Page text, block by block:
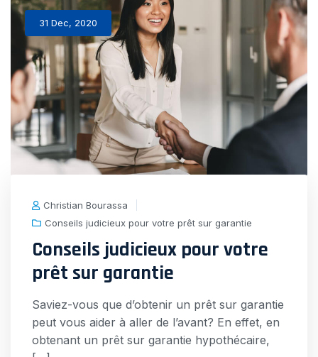
faible
taux
31 Dec, 2020
Christian Bourassa
Conseils judicieux pour votre prêt sur garantie
Conseils judicieux pour votre
prêt sur garantie
Saviez-vous que d’obtenir un prêt sur garantie
peut vous aider à aller de l’avant? En effet, en
obtenant un prêt sur garantie hypothécaire,